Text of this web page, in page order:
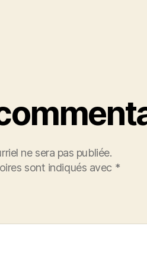
ne sera pas publiée.
sont indiqués avec *